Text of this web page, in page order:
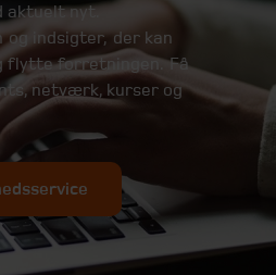
aktuelt nyt.
indsigter, der kan
flytte forretningen. Få
netværk, kurser og